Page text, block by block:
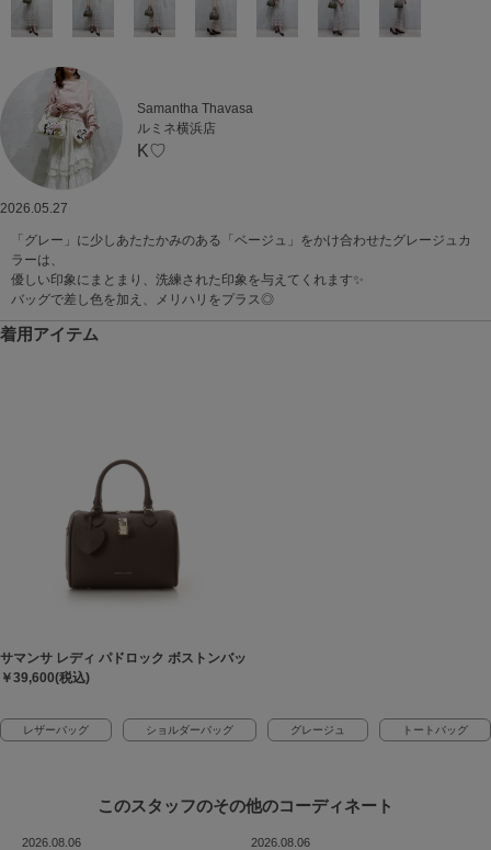
Samantha Thavasa
ルミネ横浜店
K♡
2026.05.27
「グレー」に少しあたたかみのある「ベージュ」をかけ合わせたグレージュカ
ラーは、
優しい印象にまとまり、洗練された印象を与えてくれます✨
バッグで差し色を加え、メリハリをプラス◎
着用アイテム
サマンサ レディ パドロック ボストンバッグ
￥39,600(税込)
レザーバッグ ショルダーバッグ グレージュ トートバッグ
このスタッフのその他のコーディネート
2026.08.06 2026.08.06